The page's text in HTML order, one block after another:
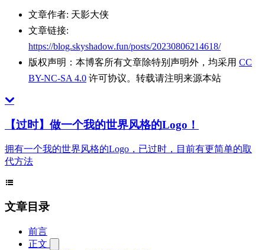
文章作者: 天影大侠
文章链接:
https://blog.skyshadow.fun/posts/20230806214618/
版权声明： 本博客所有文章除特别声明外，均采用 CC
BY-NC-SA 4.0 许可协议。转载请注明来源本站
【过时】做一个我的世界风格的Logo！
拥有一个我的世界风格的Logo，已过时，目前有更简单的取
代方法
文章目录
前言
正文